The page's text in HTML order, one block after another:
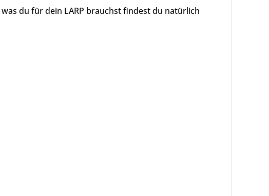
was du für dein LARP brauchst findest du natürlich